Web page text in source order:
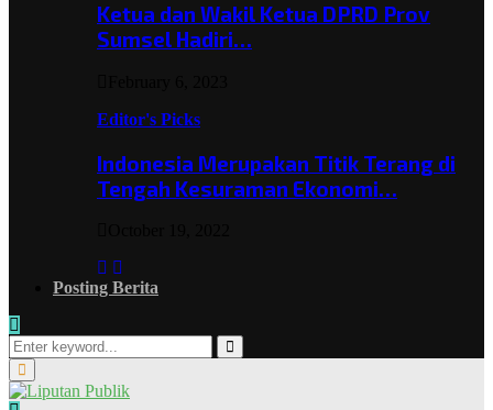
Ketua dan Wakil Ketua DPRD Prov
Sumsel Hadiri…
Editor's Picks
Indonesia Merupakan Titik Terang di
Tengah Kesuraman Ekonomi…
Posting Berita
Search
for:
Search
Primary
Menu